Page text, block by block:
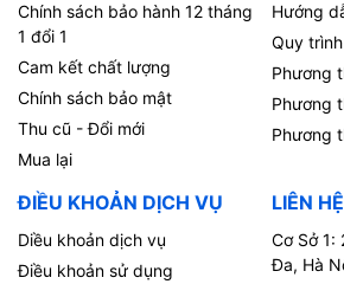
Chính sách bảo hành 12 tháng
1 đổi 1
Cam kết chất lượng
Chính sách bảo mật
Thu cũ - Đổi mới
Mua lại
Hướng
Quy
Phương
Phương
Phương
ĐIỀU KHOẢN DỊCH VỤ
Diều khoản dịch vụ
Điều khoản sử dụng
LIÊN HỆ
Cơ Sở 1:
Đa, Hà